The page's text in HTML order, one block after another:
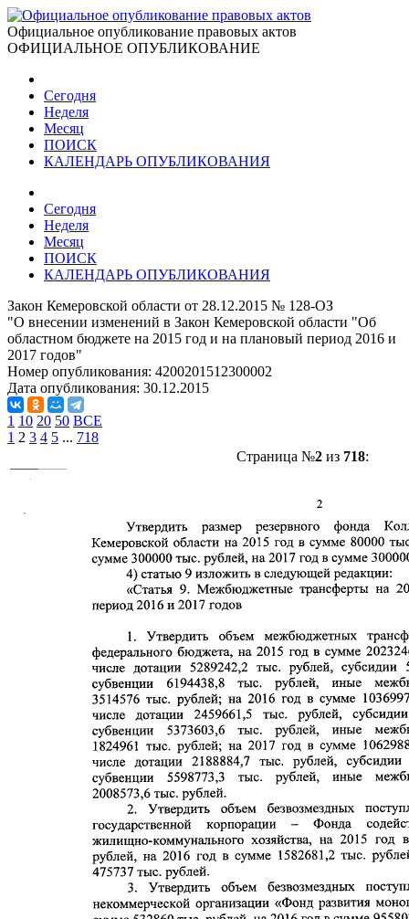
Официальное опубликование правовых актов
ОФИЦИАЛЬНОЕ ОПУБЛИКОВАНИЕ
Сегодня
Неделя
Месяц
ПОИСК
КАЛЕНДАРЬ ОПУБЛИКОВАНИЯ
Сегодня
Неделя
Месяц
ПОИСК
КАЛЕНДАРЬ ОПУБЛИКОВАНИЯ
Закон Кемеровской области от 28.12.2015 № 128-ОЗ
"О внесении изменений в Закон Кемеровской области "Об
областном бюджете на 2015 год и на плановый период 2016 и
2017 годов"
Номер опубликования: 4200201512300002
Дата опубликования: 30.12.2015
1 10 20 50 ВСЕ
1 2 3 4 5 ... 718
Страница №2из 718: